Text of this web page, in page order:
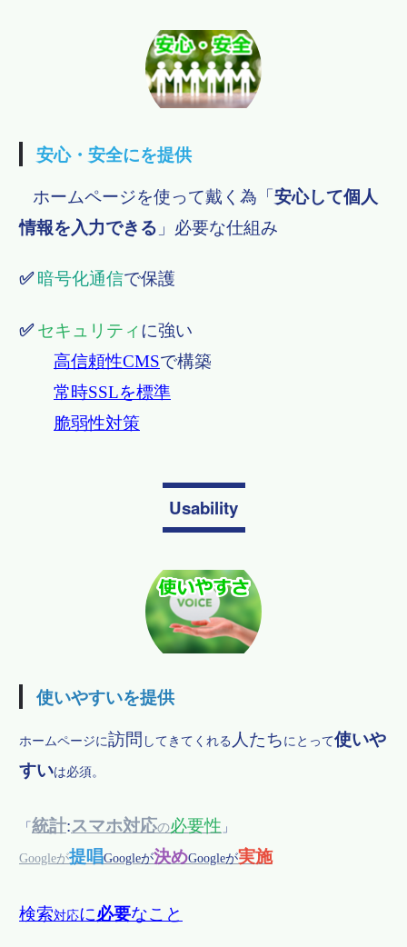
安心・安全にを提供
ホームページを使って戴く為 「 安心して個人
情報を入力できる 」必要な仕組み
✅ 暗号化通信で保護
✅ セキュリティ に強い
高信頼性CMSで構築
常時SSLを標準
脆弱性対策
Usability
使いやすいを提供
ホームページに訪問 してきてくれる 人たち にとって使いや
すいは必須。
「統計:スマホ対応の必要性 」
Googleが提唱Googleが決めGoogleが実施
検索対応に必要なこと